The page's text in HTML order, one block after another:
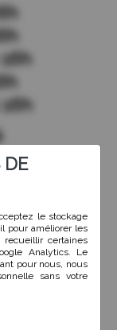
DE
le stockage
pour améliorer les
certaines
Analytics. Le
pour nous, nous
sans votre